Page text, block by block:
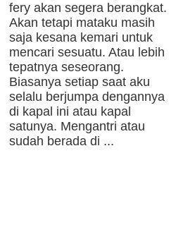
fery akan segera berangkat.
Akan tetapi mataku masih
saja kesana kemari untuk
mencari sesuatu. Atau lebih
tepatnya seseorang.
Biasanya setiap saat aku
selalu berjumpa dengannya
di kapal ini atau kapal
satunya. Mengantri atau
sudah berada di ...